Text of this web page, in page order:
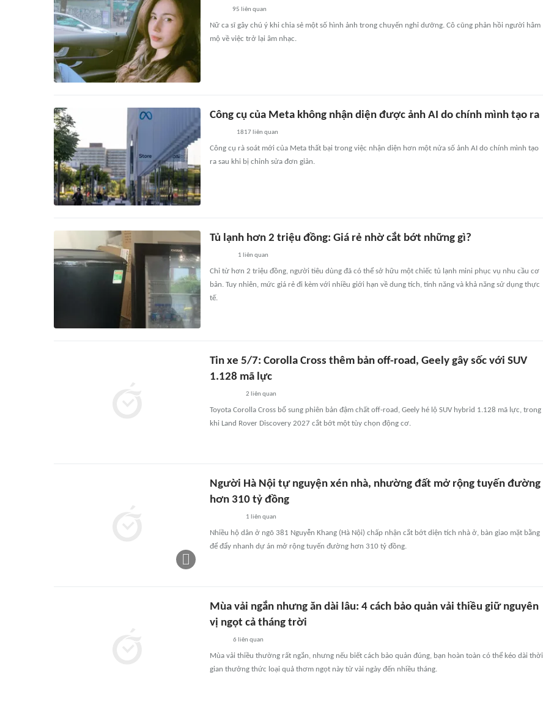
95 liên quan
Nữ ca sĩ gây chú ý khi chia sẻ một số hình ảnh trong chuyến nghỉ dưỡng. Cô cũng phản hồi người hâm
mộ về việc trở lại âm nhạc.
Công cụ của Meta không nhận diện được ảnh AI do chính mình tạo ra
1817 liên quan
Công cụ rà soát mới của Meta thất bại trong việc nhận diện hơn một nửa số ảnh AI do chính mình tạo
ra sau khi bị chỉnh sửa đơn giản.
Tủ lạnh hơn 2 triệu đồng: Giá rẻ nhờ cắt bớt những gì?
1 liên quan
Chỉ từ hơn 2 triệu đồng, người tiêu dùng đã có thể sở hữu một chiếc tủ lạnh mini phục vụ nhu cầu cơ
bản. Tuy nhiên, mức giá rẻ đi kèm với nhiều giới hạn về dung tích, tính năng và khả năng sử dụng thực
tế.
Tin xe 5/7: Corolla Cross thêm bản off-road, Geely gây sốc với SUV
1.128 mã lực
2 liên quan
Toyota Corolla Cross bổ sung phiên bản đậm chất off-road, Geely hé lộ SUV hybrid 1.128 mã lực, trong
khi Land Rover Discovery 2027 cắt bớt một tùy chọn động cơ.
Người Hà Nội tự nguyện xén nhà, nhường đất mở rộng tuyến đường
hơn 310 tỷ đồng
1 liên quan
Nhiều hộ dân ở ngõ 381 Nguyễn Khang (Hà Nội) chấp nhận cắt bớt diện tích nhà ở, bàn giao mặt bằng
để đẩy nhanh dự án mở rộng tuyến đường hơn 310 tỷ đồng.
Mùa vải ngắn nhưng ăn dài lâu: 4 cách bảo quản vải thiều giữ nguyên
vị ngọt cả tháng trời
6 liên quan
Mùa vải thiều thường rất ngắn, nhưng nếu biết cách bảo quản đúng, bạn hoàn toàn có thể kéo dài thời
gian thưởng thức loại quả thơm ngọt này từ vài ngày đến nhiều tháng.